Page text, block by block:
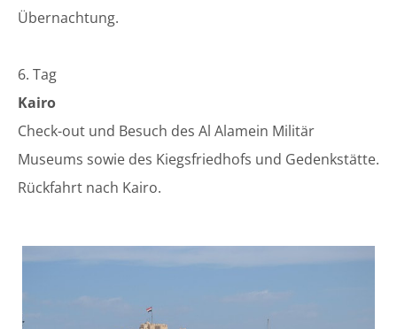
Übernachtung.
6. Tag
Kairo
​Check-out und Besuch des Al Alamein Militär
Museums sowie des Kiegsfriedhofs und Gedenkstätte.
Rückfahrt nach Kairo.